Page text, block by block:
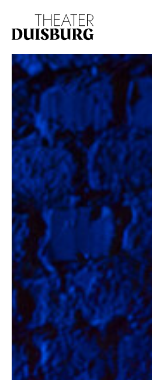
Zur Hauptnavigation springen
Zum Footer springen